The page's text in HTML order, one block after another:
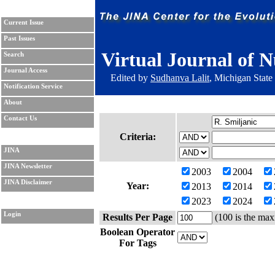
Virtual Journal of
Edited by Sudhanva Lalit, Michigan
Current Issue
Past Issues
Search
Journal Access
Notification Service
About
Contact Us
JINA
JINA Newsletter
JINA Disclaimer
Login
Criteria:
Year:
2003 2004
2013
2014
2023
2024
Results Per Page
(100 is the
Boolean Operator
For Tags